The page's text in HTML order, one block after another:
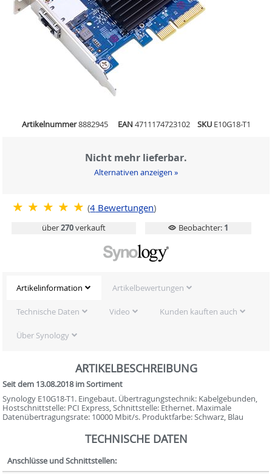
Artikelnummer8882945 EAN 4711174723102 SKU E10G18-T1
Nicht mehr lieferbar.
Alternativen anzeigen »
(4 Bewertungen)
über270verkauft Beobachter: 1
Artikelinformation Artikelbewertungen
Technische Daten Video Kunden kauften auch
Über Synology
ARTIKELBESCHREIBUNG
Seit dem 13.08.2018 im Sortiment
Synology E10G18-T1. Eingebaut. Übertragungstechnik: Kabelgebunden,
Hostschnittstelle: PCI Express, Schnittstelle: Ethernet. Maximale
Datenübertragungsrate: 10000 Mbit/s. Produktfarbe: Schwarz, Blau
TECHNISCHE DATEN
Anschlüsse und Schnittstellen: